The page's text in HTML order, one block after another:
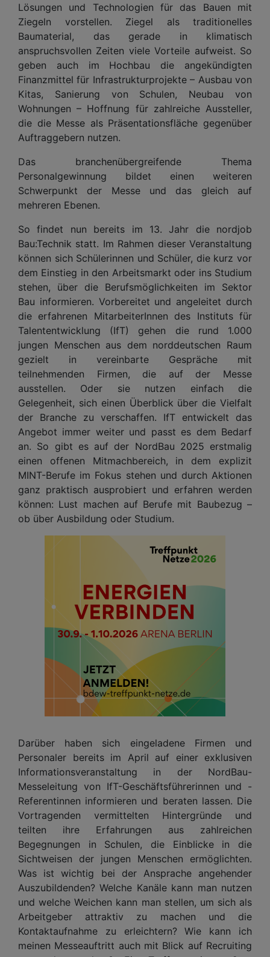
Lösungen und Technologien für das Bauen mit
Ziegeln vorstellen. Ziegel als traditionelles
Baumaterial, das gerade in klimatisch
anspruchsvollen Zeiten viele Vorteile aufweist. So
geben auch im Hochbau die angekündigten
Finanzmittel für Infrastrukturprojekte – Ausbau von
Kitas, Sanierung von Schulen, Neubau von
Wohnungen – Hoffnung für zahlreiche Aussteller,
die die Messe als Präsentationsfläche gegenüber
Auftraggebern nutzen.
Das branchenübergreifende Thema
Personalgewinnung bildet einen weiteren
Schwerpunkt der Messe und das gleich auf
mehreren Ebenen.
So findet nun bereits im 13. Jahr die nordjob
Bau:Technik statt. Im Rahmen dieser Veranstaltung
können sich Schülerinnen und Schüler, die kurz vor
dem Einstieg in den Arbeitsmarkt oder ins Studium
stehen, über die Berufsmöglichkeiten im Sektor
Bau informieren. Vorbereitet und angeleitet durch
die erfahrenen MitarbeiterInnen des Instituts für
Talententwicklung (IfT) gehen die rund 1.000
jungen Menschen aus dem norddeutschen Raum
gezielt in vereinbarte Gespräche mit
teilnehmenden Firmen, die auf der Messe
ausstellen. Oder sie nutzen einfach die
Gelegenheit, sich einen Überblick über die Vielfalt
der Branche zu verschaffen. IfT entwickelt das
Angebot immer weiter und passt es dem Bedarf
an. So gibt es auf der NordBau 2025 erstmalig
einen offenen Mitmachbereich, in dem explizit
MINT-Berufe im Fokus stehen und durch Aktionen
ganz praktisch ausprobiert und erfahren werden
können: Lust machen auf Berufe mit Baubezug –
ob über Ausbildung oder Studium.
Darüber haben sich eingeladene Firmen und
Personaler bereits im April auf einer exklusiven
Informationsveranstaltung in der NordBau-
Messeleitung von IfT-Geschäftsführerinnen und -
Referentinnen informieren und beraten lassen. Die
Vortragenden vermittelten Hintergründe und
teilten ihre Erfahrungen aus zahlreichen
Begegnungen in Schulen, die Einblicke in die
Sichtweisen der jungen Menschen ermöglichten.
Was ist wichtig bei der Ansprache angehender
Auszubildenden? Welche Kanäle kann man nutzen
und welche Weichen kann man stellen, um sich als
Arbeitgeber attraktiv zu machen und die
Kontaktaufnahme zu erleichtern? Wie kann ich
meinen Messeauftritt auch mit Blick auf Recruiting